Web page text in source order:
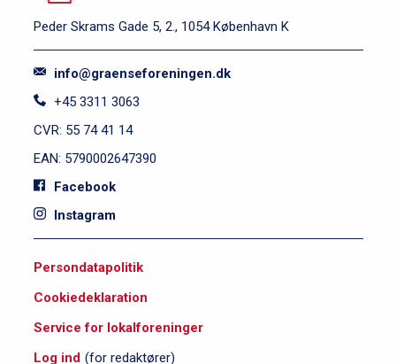
Peder Skrams Gade 5, 2., 1054 København K
info@graenseforeningen.dk
+45 3311 3063
CVR: 55 74 41 14
EAN: 5790002647390
Facebook
Instagram
i
d
e
f
Persondatapolitik
Cookiedeklaration
Service for lokalforeninger
Log ind (for redaktører)